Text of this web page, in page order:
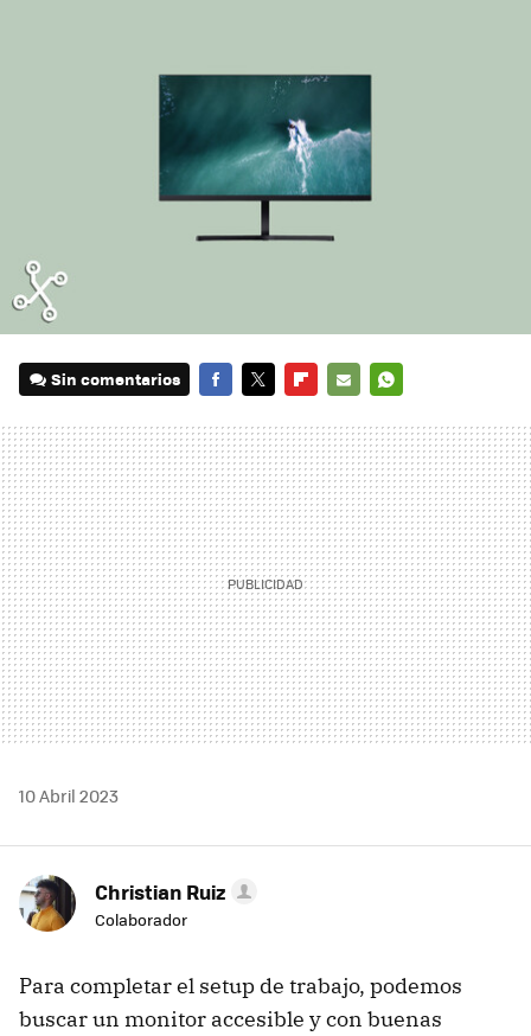
Sin comentarios
MAIL
10 Abril 2023
Christian Ruiz
Colaborador
Para completar el setup de trabajo, podemos
buscar un monitor accesible y con buenas